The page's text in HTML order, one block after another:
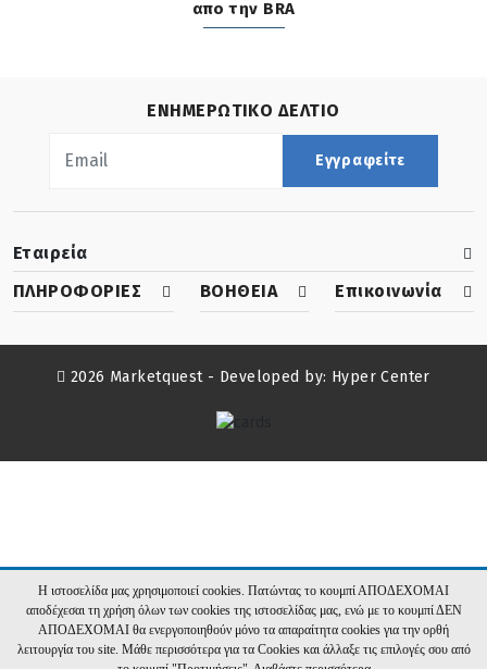
απο την BRA
ΕΝΗΜΕΡΩΤΙΚΟ ΔΕΛΤΙΟ
Εγγραφείτε
Εταιρεία
ΠΛΗΡΟΦΟΡΙΕΣ
ΒΟΗΘΕΙΑ Επικοινωνία
2026 Marketquest - Developed by: Hyper Center
Η ιστοσελίδα μας χρησιμοποιεί cookies. Πατώντας το κουμπί ΑΠΟΔΕΧΟΜΑΙ
αποδέχεσαι τη χρήση όλων των cookies της ιστοσελίδας μας, ενώ με το κουμπί ΔΕΝ
ΑΠΟΔΕΧΟΜΑΙ θα ενεργοποιηθούν μόνο τα απαραίτητα cookies για την ορθή
λειτουργία του site. Μάθε περισσότερα για τα Cookies και άλλαξε τις επιλογές σου από